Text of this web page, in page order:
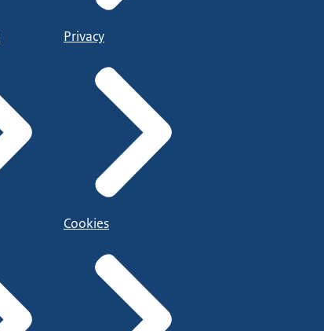
Privacy
Cookies